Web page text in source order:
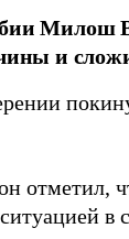
Милош
и
отметил,
в